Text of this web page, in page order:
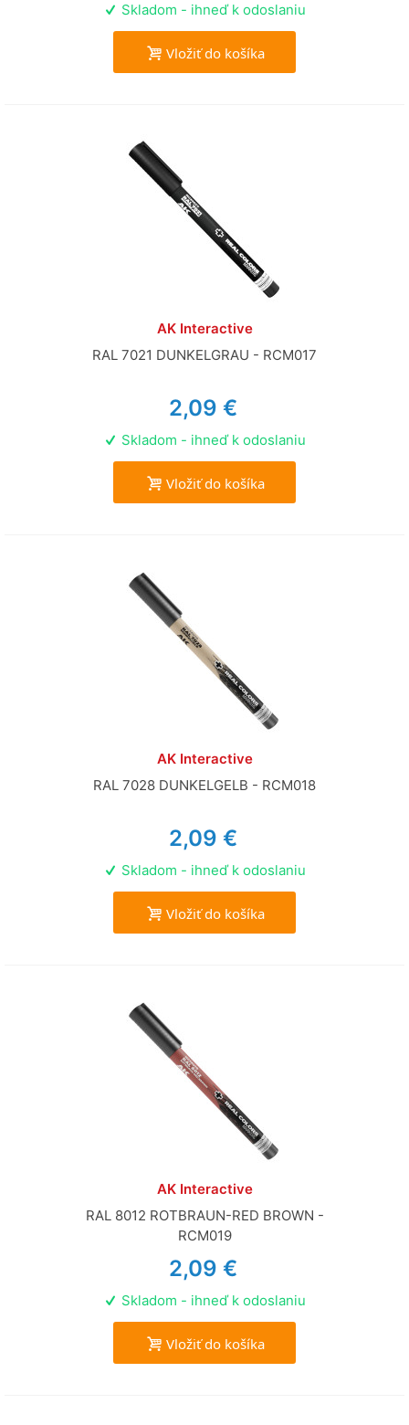
Skladom - ihneď k odoslaniu
Vložiť do košíka
AK Interactive
RAL 7021 DUNKELGRAU - RCM017
2,09 €
Skladom - ihneď k odoslaniu
Vložiť do košíka
AK Interactive
RAL 7028 DUNKELGELB - RCM018
2,09 €
Skladom - ihneď k odoslaniu
Vložiť do košíka
AK Interactive
RAL 8012 ROTBRAUN-RED BROWN -
RCM019
2,09 €
Skladom - ihneď k odoslaniu
Vložiť do košíka